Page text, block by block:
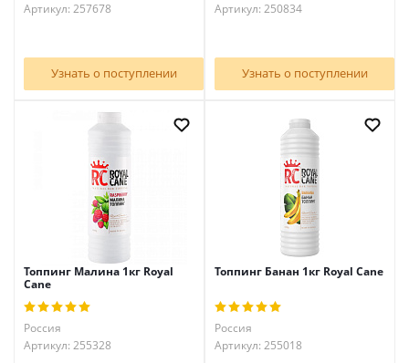
Артикул: 257678
Узнать о поступлении
Артикул: 250834
Узнать о поступлении
Топпинг Малина 1кг Royal
Cane
Россия
Артикул: 255328
Топпинг Банан 1кг Royal Cane
Россия
Артикул: 255018